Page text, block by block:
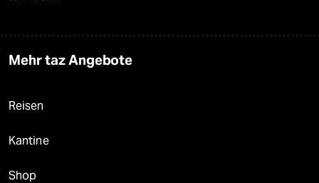
Mehr taz Angebote
Reisen
Kantine
Shop